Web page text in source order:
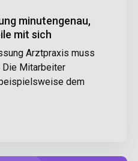
minutengenau,
mit sich
Arztpraxis muss
Die Mitarbeiter
dem